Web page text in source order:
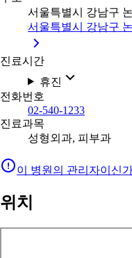
서울특별시 강남구
서울특별시 강남구
진료시간
휴진
전화번호
02-540-1233
진료과목
성형외과, 피부과
이 병원의 관리자이신
위치